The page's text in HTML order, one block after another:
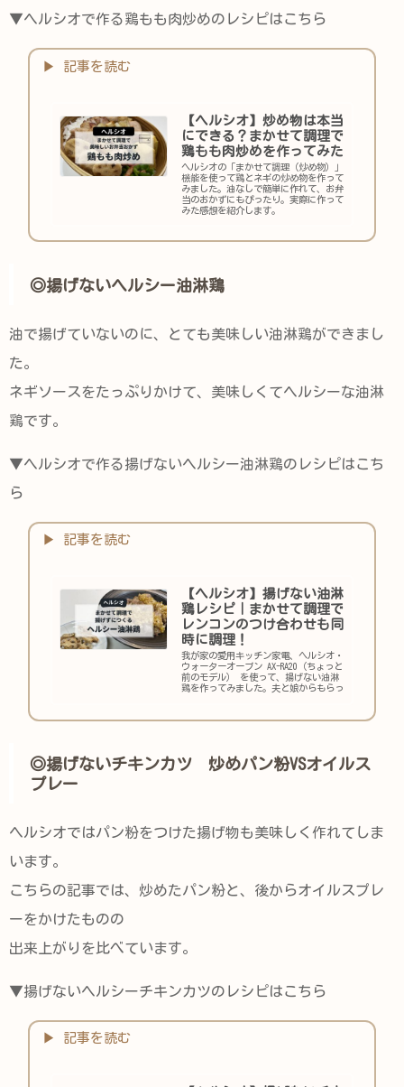
▼ヘルシオで作る鶏もも肉炒めのレシピはこちら
【ヘルシオ】炒め物は本当
にできる？まかせて調理で
鶏もも肉炒めを作ってみた
ヘルシオの「まかせて調理（炒め物）」
機能を使って鶏とネギの炒め物を作って
みました。油なしで簡単に作れて、お弁
当のおかずにもぴったり。実際に作って
みた感想を紹介します。
◎揚げないヘルシー油淋鶏
油で揚げていないのに、とても美味しい油淋鶏ができまし
た。
ネギソースをたっぷりかけて、美味しくてヘルシーな油淋
鶏です。
▼ヘルシオで作る揚げないヘルシー油淋鶏のレシピはこち
ら
【ヘルシオ】揚げない油淋
鶏レシピ｜まかせて調理で
レンコンのつけ合わせも同
時に調理！
我が家の愛用キッチン家電、ヘルシオ・
ウォーターオーブン AX-RA20（ちょっと
前のモデル） を使って、揚げない油淋
鶏を作ってみました。夫と娘からもらっ
◎揚げないチキンカツ 炒めパン粉VSオイルス
プレー
ヘルシオではパン粉をつけた揚げ物も美味しく作れてしま
います。
こちらの記事では、炒めたパン粉と、後からオイルスプレ
ーをかけたものの
出来上がりを比べています。
▼揚げないヘルシーチキンカツのレシピはこちら